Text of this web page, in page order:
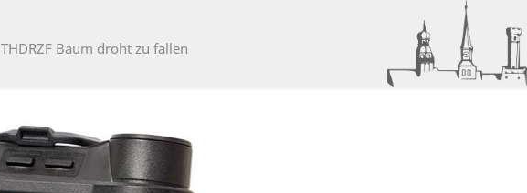
THDRZF Baum droht zu fallen